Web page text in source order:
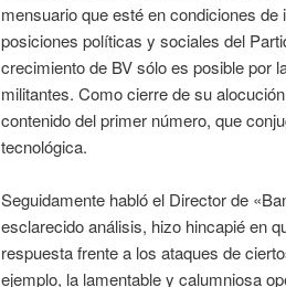
mensuario que esté en condiciones
posiciones políticas y sociales del
crecimiento de BV sólo es posible por
militantes. Como cierre de su
contenido del primer número, que
tecnológica.
Seguidamente habló el Director de
esclarecido análisis, hizo hincapié en
respuesta frente a los ataques de
ejemplo, la lamentable y calumniosa